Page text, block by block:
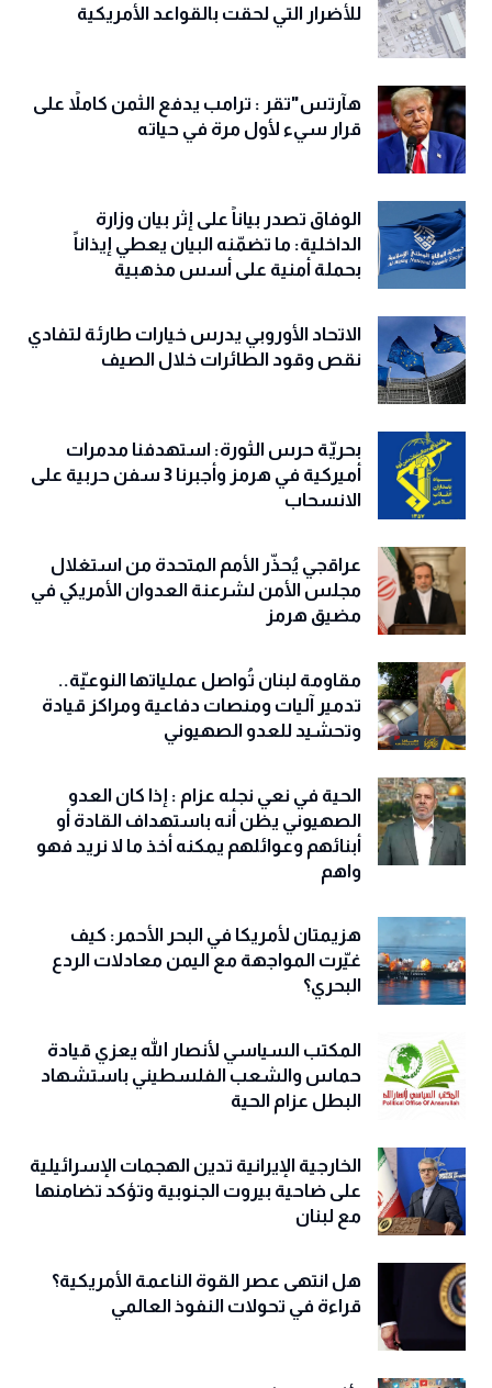
للأضرار التي لحقت بالقواعد الأمريكية
هآرتس"تقر : ترامب يدفع الثمن كاملاً على
قرار سيء لأول مرة في حياته
الوفاق تصدر بياناً على إثر بيان وزارة
الداخلية: ما تضمّنه البيان يعطي إيذاناً
بحملة أمنية على أسس مذهبية
الاتحاد الأوروبي يدرس خيارات طارئة لتفادي
نقص وقود الطائرات خلال الصيف
بحريّة حرس الثورة: استهدفنا مدمرات
أميركية في هرمز وأجبرنا 3 سفن حربية على
الانسحاب
عراقجي يُحذّر الأمم المتحدة من استغلال
مجلس الأمن لشرعنة العدوان الأمريكي في
مضيق هرمز
مقاومة لبنان تُواصل عملياتها النوعيّة..
تدمير آليات ومنصات دفاعية ومراكز قيادة
وتحشيد للعدو الصهيوني
الحية في نعي نجله عزام : إذا كان العدو
الصهيوني يظن أنه باستهداف القادة أو
أبنائهم وعوائلهم يمكنه أخذ ما لا نريد فهو
واهم
هزيمتان لأمريكا في البحر الأحمر: كيف
غيّرت المواجهة مع اليمن معادلات الردع
البحري؟
المكتب السياسي لأنصار الله يعزي قيادة
حماس والشعب الفلسطيني باستشهاد
البطل عزام الحية
الخارجية الإيرانية تدين الهجمات الإسرائيلية
على ضاحية بيروت الجنوبية وتؤكد تضامنها
مع لبنان
هل انتهى عصر القوة الناعمة الأمريكية؟
قراءة في تحولات النفوذ العالمي